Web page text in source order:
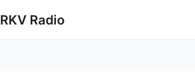
RKV Radio